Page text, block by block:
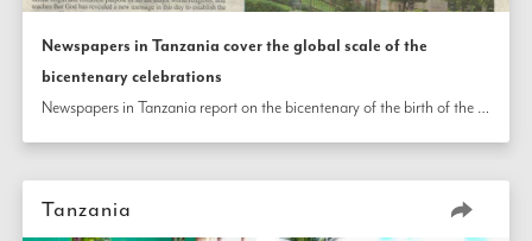
Newspapers in Tanzania cover the global scale of the
bicentenary celebrations
Newspapers in Tanzania report on the bicentenary of the birth of the Báb, many noting that the celebration taking place within the communities of Tanzania are in sync with the multitude of commemorations being undertaken around the globe.
Tanzania